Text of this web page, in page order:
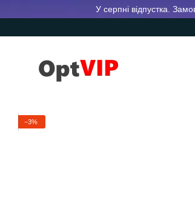
Перейти до основного контентуУ серпні відпустка.
−3%